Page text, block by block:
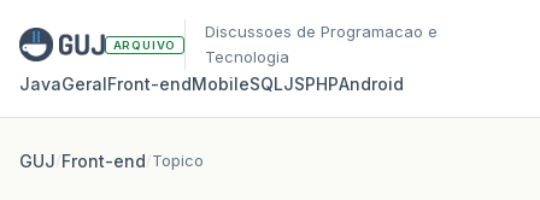
ARQUIVO
Discussoes de Programacao e
Tecnologia
JavaGeralFront‑endMobileSQLJSPHPAndroid
GUJ/Front-end/Topico